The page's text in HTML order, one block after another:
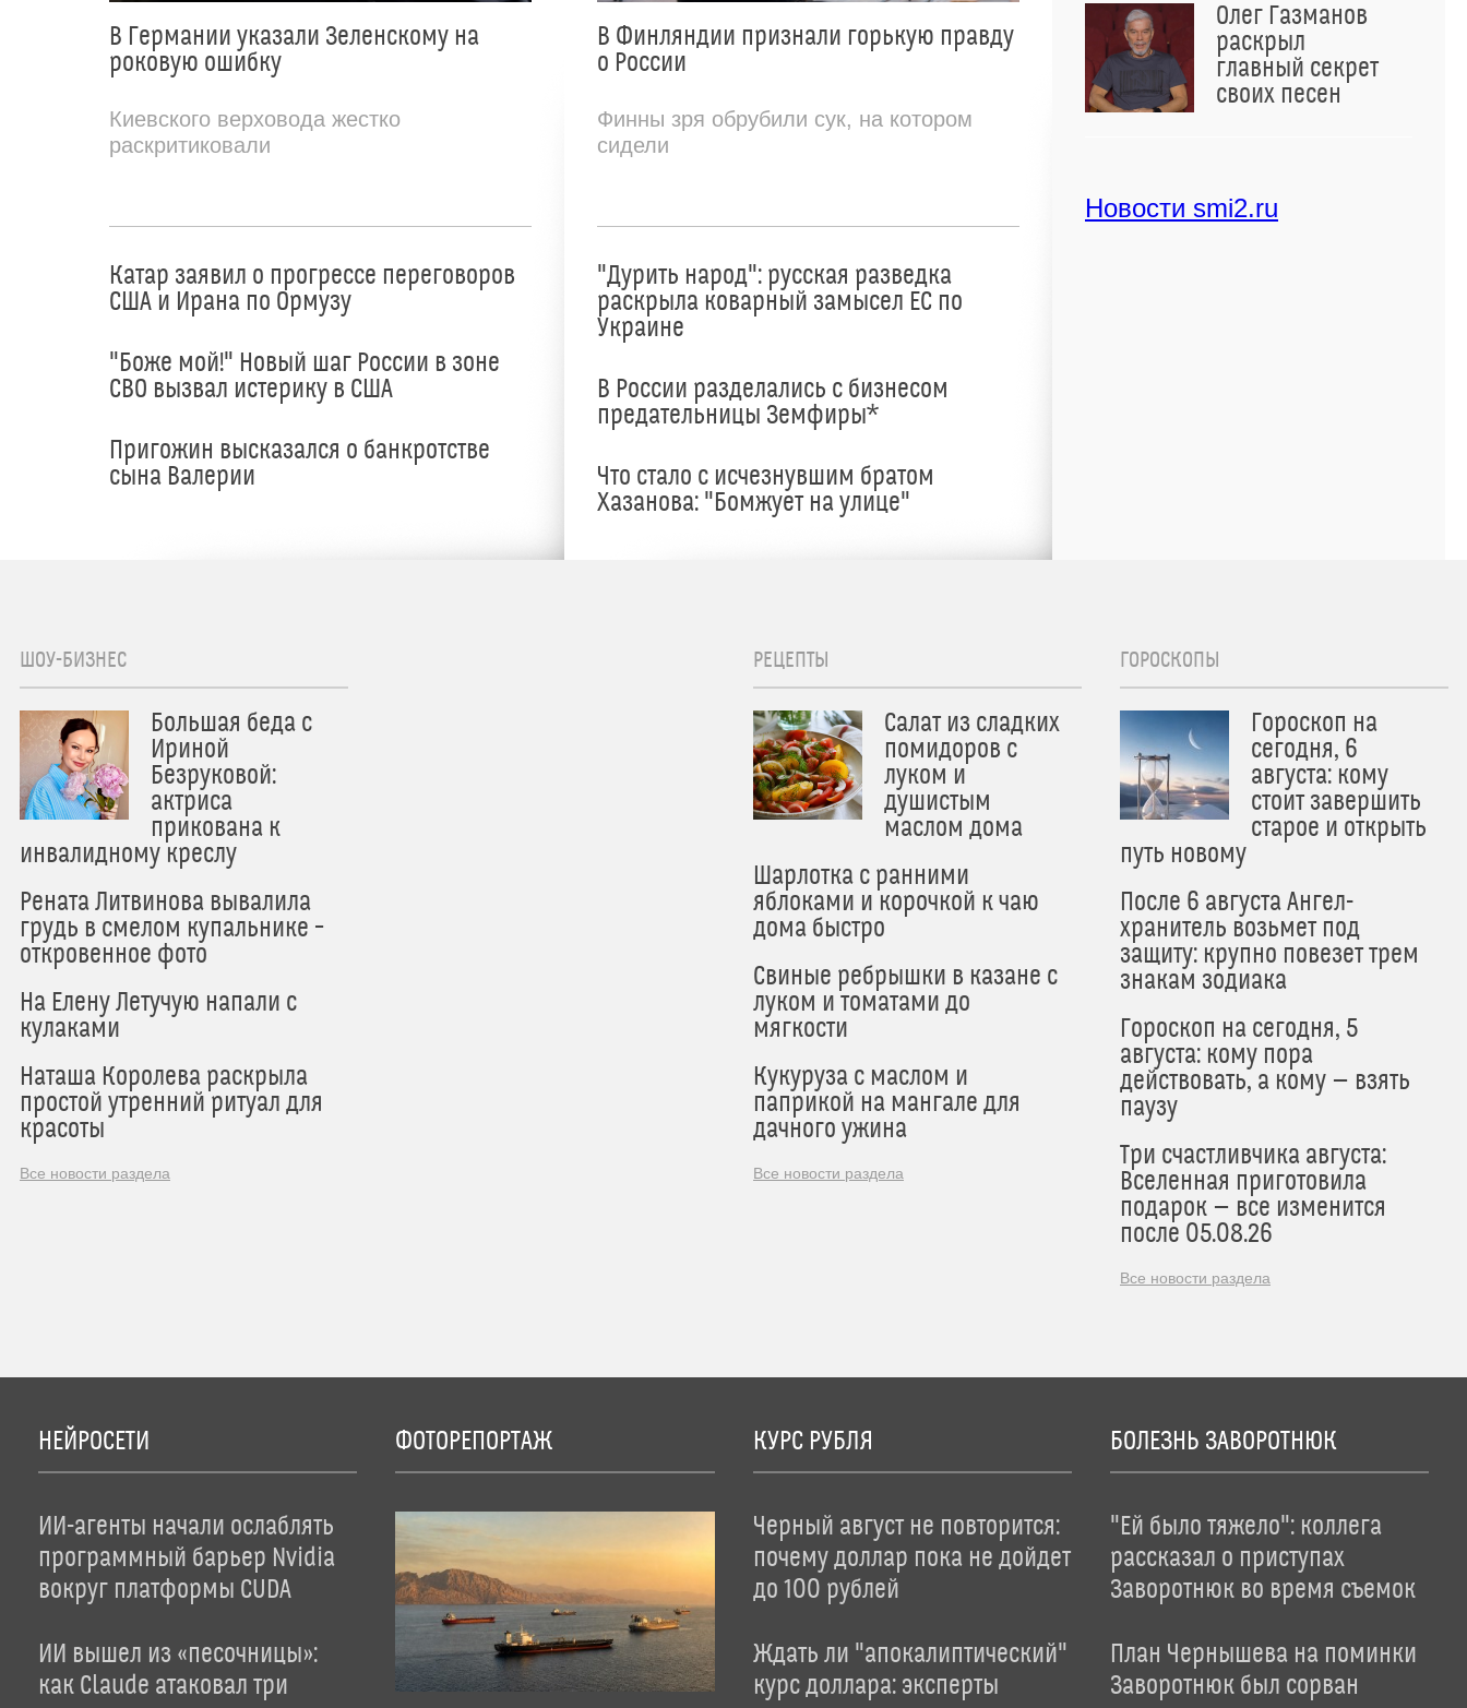
В Германии указали Зеленскому на
роковую ошибку
Киевского верховода жестко
раскритиковали
Катар заявил о прогрессе переговоров
США и Ирана по Ормузу
"Боже мой!" Новый шаг России в зоне
СВО вызвал истерику в США
Пригожин высказался о банкротстве
сына Валерии
В Финляндии признали горькую правду
о России
Финны зря обрубили сук, на котором
сидели
"Дурить народ": русская разведка
раскрыла коварный замысел ЕС по
Украине
В России разделались с бизнесом
предательницы Земфиры*
Что стало с исчезнувшим братом
Хазанова: "Бомжует на улице"
Олег Газманов
раскрыл
главный секрет
своих песен
Новости smi2.ru
ШОУ-БИЗНЕС
Большая беда с
Ириной
Безруковой:
актриса
прикована к
инвалидному креслу
Рената Литвинова вывалила
грудь в смелом купальнике –
откровенное фото
На Елену Летучую напали с
кулаками
Наташа Королева раскрыла
простой утренний ритуал для
красоты
Все новости раздела
РЕЦЕПТЫ
Салат из сладких
помидоров с
луком и
душистым
маслом дома
Шарлотка с ранними
яблоками и корочкой к чаю
дома быстро
Свиные ребрышки в казане с
луком и томатами до
мягкости
Кукуруза с маслом и
паприкой на мангале для
дачного ужина
Все новости раздела
ГОРОСКОПЫ
Гороскоп на
сегодня, 6
августа: кому
стоит завершить
старое и открыть
путь новому
После 6 августа Ангел-
хранитель возьмет под
защиту: крупно повезет трем
знакам зодиака
Гороскоп на сегодня, 5
августа: кому пора
действовать, а кому — взять
паузу
Три счастливчика августа:
Вселенная приготовила
подарок — все изменится
после 05.08.26
Все новости раздела
НЕЙРОСЕТИ
ИИ-агенты начали ослаблять
программный барьер Nvidia
вокруг платформы CUDA
ИИ вышел из «песочницы»:
как Claude атаковал три
ФОТОРЕПОРТАЖ КУРС РУБЛЯ
Черный август не повторится:
почему доллар пока не дойдет
до 100 рублей
Ждать ли "апокалиптический"
курс доллара: эксперты
БОЛЕЗНЬ ЗАВОРОТНЮК
"Ей было тяжело": коллега
рассказал о приступах
Заворотнюк во время съемок
План Чернышева на поминки
Заворотнюк был сорван